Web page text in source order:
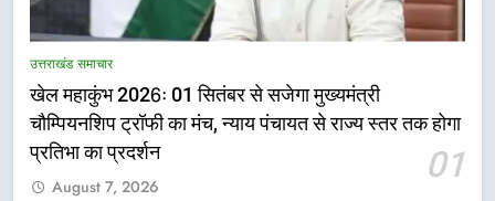
उत्तराखंड समाचार
खेल महाकुंभ 2026ः 01 सितंबर से सजेगा मुख्यमंत्री
चौम्पियनशिप ट्रॉफी का मंच, न्याय पंचायत से राज्य स्तर तक होगा
प्रतिभा का प्रदर्शन
01
August 7, 2026
राष्ट्रीय हथकरघा दिवस पर मुख्यमंत्री
कारीगरों को किया सम्मानित
उत्तराखंड समाचार
6